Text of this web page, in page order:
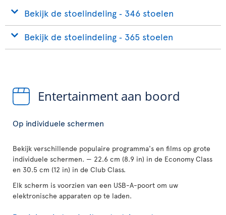
Bekijk de stoelindeling ‐ 346 stoelen
Bekijk de stoelindeling ‐ 365 stoelen
Entertainment aan boord
Op individuele schermen
Bekijk verschillende populaire programma's en films op grote
individuele schermen. — 22.6 cm (8.9 in) in de Economy Class
en 30.5 cm (12 in) in de Club Class.
Elk scherm is voorzien van een USB-A-poort om uw
elektronische apparaten op te laden.